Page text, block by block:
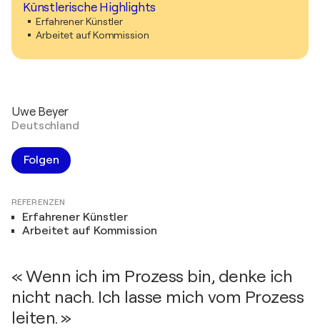
Künstlerische Highlights
Erfahrener Künstler
Arbeitet auf Kommission
Uwe Beyer
Deutschland
Folgen
REFERENZEN
Erfahrener Künstler
Arbeitet auf Kommission
« Wenn ich im Prozess bin, denke ich
nicht nach. Ich lasse mich vom Prozess
leiten. »